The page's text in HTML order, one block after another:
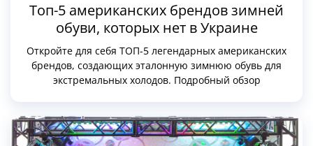
Топ-5 американских брендов зимней
обуви, которых нет в Украине
Откройте для себя ТОП-5 легендарных американских
брендов, создающих эталонную зимнюю обувь для
экстремальных холодов. Подробный обзор
оригиналов из крупнейших магазинов США через
Dnipro LLC.